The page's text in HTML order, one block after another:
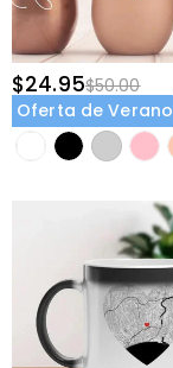
$24.95$50.00
Oferta de Verano